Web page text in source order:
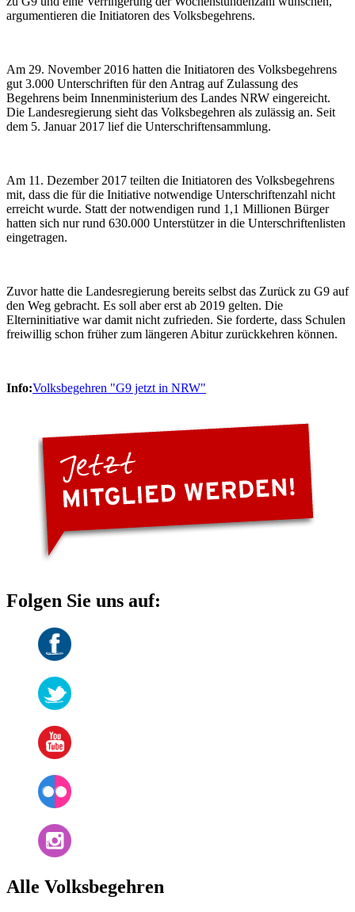
argumentieren die Initiatoren des Volksbegehrens.
Am 29. November 2016 hatten die Initiatoren des Volksbegehrens
gut 3.000 Unterschriften für den Antrag auf Zulassung des
Begehrens beim Innenministerium des Landes NRW eingereicht.
Die Landesregierung sieht das Volksbegehren als zulässig an. Seit
dem 5. Januar 2017 lief die Unterschriftensammlung.
Am 11. Dezember 2017 teilten die Initiatoren des Volksbegehrens
mit, dass die für die Initiative notwendige Unterschriftenzahl nicht
erreicht wurde. Statt der notwendigen rund 1,1 Millionen Bürger
hatten sich nur rund 630.000 Unterstützer in die Unterschriftenlisten
eingetragen.
Zuvor hatte die Landesregierung bereits selbst das Zurück zu G9 auf
den Weg gebracht. Es soll aber erst ab 2019 gelten. Die
Elterninitiative war damit nicht zufrieden. Sie forderte, dass Schulen
freiwillig schon früher zum längeren Abitur zurückkehren können.
Info:Volksbegehren "G9 jetzt in NRW"
Folgen Sie uns auf:
Alle Volksbegehren